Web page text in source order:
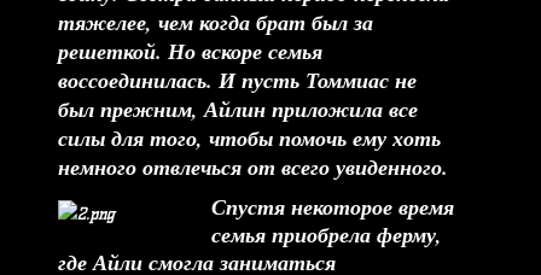
тяжелее, чем когда брат был за
решеткой. Но вскоре семья
воссоединилась. И пусть Томмиас не
был прежним, Айлин приложила все
силы для того, чтобы помочь ему хоть
немного отвлечься от всего увиденного.
Спустя некоторое время
семья приобрела ферму,
где Айли смогла заниматься